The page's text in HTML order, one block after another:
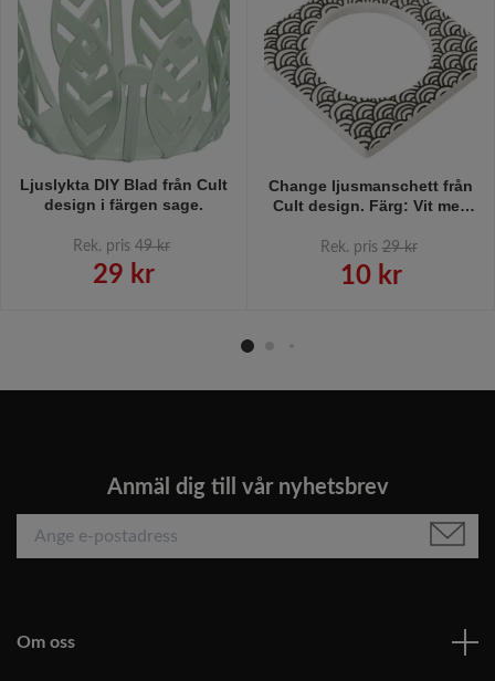
Ljuslykta DIY Blad från Cult
design i färgen sage.
Rek. pris 49 kr
29 kr
Change ljusmanschett från
Cult design. Färg: Vit med
Rek. pris 29 kr
10 kr
Anmäl dig till vår nyhetsbrev
Om oss